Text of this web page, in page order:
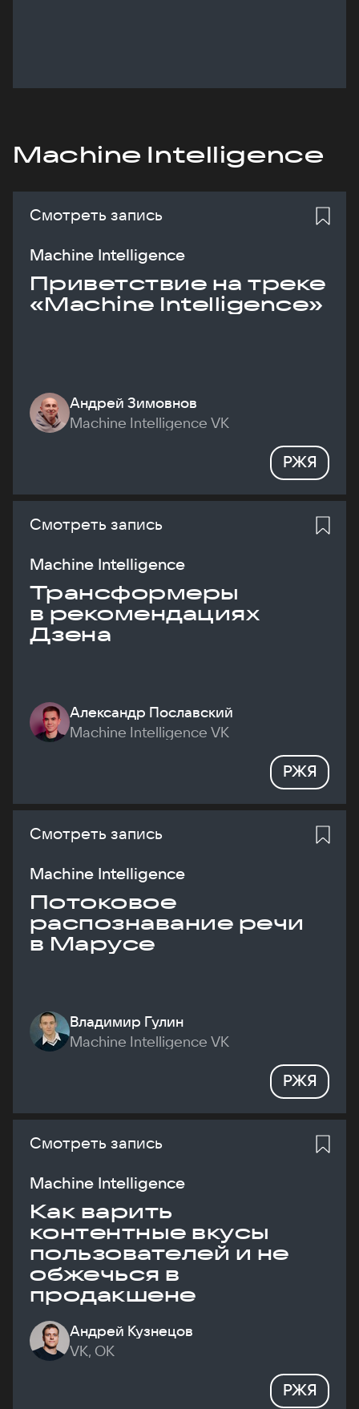
Machine Intelligence
Смотреть запись
Machine Intelligence
Приветствие на треке
«Machine Intelligence»
Андрей Зимовнов
Machine Intelligence VK
РЖЯ
Смотреть запись
Machine Intelligence
Трансформеры
в рекомендациях
Дзена
Александр Пославский
Machine Intelligence VK
РЖЯ
Смотреть запись
Machine Intelligence
Потоковое
распознавание речи
в Марусе
Владимир Гулин
Machine Intelligence VK
РЖЯ
Смотреть запись
Machine Intelligence
Как варить
контентные вкусы
пользователей и не
обжечься в
продакшене
Андрей Кузнецов
VK, ОК
РЖЯ